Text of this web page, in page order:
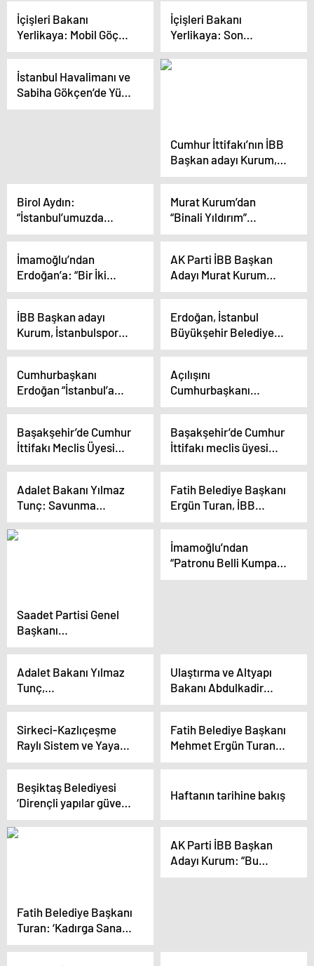
uzunluklarını
artıracağız”
çıkaracağız”
İçişleri Bakanı
Yerlikaya: Mobil Göç
Noktası araçlarında
edildi
İçişleri Bakanı
Yerlikaya: Son
operasyonlarda 192 bin
934 yabancının
İstanbul Havalimanı ve
Sabiha Gökçen’de Yük
Taşımacılığında Artış
Cumhur İttifakı’nın İBB
Başkan adayı Kurum,
canlı yayında konuştu
Birol Aydın:
“İstanbul’umuzda
Binlerce, On Binlerce
İşkur’a Müracaat
Etmiş.
Murat Kurum’dan
“Binali Yıldırım”
sorusuna yanıt:
yanına geçmesini
söyledim, gülerek bu
kriz yaşanır mı?
İmamoğlu’ndan
Erdoğan’a: “Bir İki
Hafta Sonra İlçe İlçe
Başlayacak. Her Gün
İlla Beni Diline
Dolayacak”
AK Parti İBB Başkan
Adayı Murat Kurum
İstanbulspor Kulübü’nü
İBB Başkan adayı
Kurum, İstanbulspor
Kulübünü ziyaret etti
Erdoğan, İstanbul
Büyükşehir Belediye
Başkanı İmamoğlu’nu
Cumhurbaşkanı
Erdoğan “İstanbul’a
nimet olarak bakanlar,
şehrin bitkisel hayata
girmesine sebep oldu”
Açılışını
Cumhurbaşkanı
Erdoğan yaptı! Sirkeci-
gün ücretsiz olacak
Başakşehir’de Cumhur
İttifakı Meclis Üyesi
Adayları Tanıtıldı
Başakşehir’de Cumhur
İttifakı meclis üyesi
adayları tanıtıldı
Adalet Bakanı Yılmaz
Tunç: Savunma
Sanayiinde Yerlilik
Oranı Yüzde 80 Oldu
Fatih Belediye Başkanı
Ergün Turan, İBB
Başkanı İmamoğlu’nun
iddialarını yalanladı
Saadet Partisi Genel
Başkanı
Karamollaoğlu:
seyretmekle
yetiniyoruz
İmamoğlu’ndan
“Patronu Belli Kumpas”
Tepkisi: “Sizin O İftira
Adalet Bakanı Yılmaz
Tunç,
Büyükçekmece’ye
verdi
Ulaştırma ve Altyapı
Bakanı Abdulkadir
Uraloğlu, Sirkeci-
Sistem ve Yaya Odaklı
Yeni Nesil Ulaşım
Projesi’ni inceledi
Sirkeci-Kazlıçeşme
Raylı Sistem ve Yaya
Odaklı Yeni Nesil
Hizmete Alınıyor
Fatih Belediye Başkanı
Mehmet Ergün Turan,
İBB Başkan Adayları
polemiğini
Beşiktaş Belediyesi
‘Dirençli yapılar güvenli
Beşiktaş’ paneli
düzenledi
Haftanın tarihine bakış
Fatih Belediye Başkanı
Turan: ‘Kadırga Sanat
Galerisi bu bölgenin
AK Parti İBB Başkan
Adayı Kurum: “Bu
Millet Bahçesi’nin ismi